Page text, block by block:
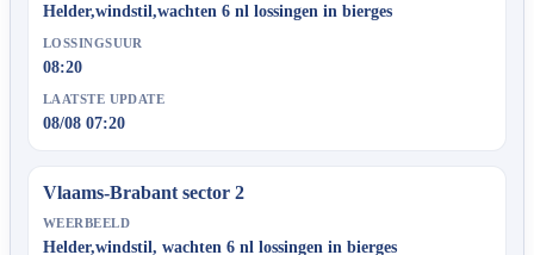
Helder,windstil,wachten 6 nl lossingen in bierges
LOSSINGSUUR
08:20
LAATSTE UPDATE
08/08 07:20
Vlaams-Brabant sector 2
WEERBEELD
Helder,windstil, wachten 6 nl lossingen in bierges